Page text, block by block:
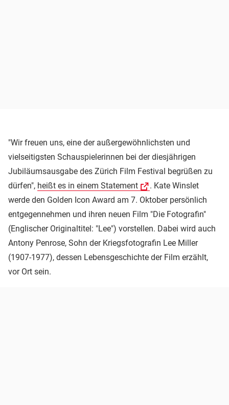
"Wir freuen uns, eine der außergewöhnlichsten und
vielseitigsten Schauspielerinnen bei der diesjährigen
Jubiläumsausgabe des Zürich Film Festival begrüßen zu
dürfen", heißt es in einem Statement
. Kate Winslet
werde den Golden Icon Award am 7. Oktober persönlich
entgegennehmen und ihren neuen Film "Die Fotografin"
(Englischer Originaltitel: "Lee") vorstellen. Dabei wird auch
Antony Penrose, Sohn der Kriegsfotografin Lee Miller
(1907-1977), dessen Lebensgeschichte der Film erzählt,
vor Ort sein.